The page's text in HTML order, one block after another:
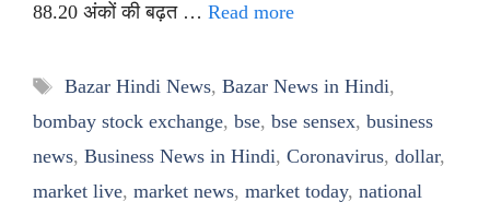
88.20 अंकों की बढ़त … Read more
Tags
Bazar Hindi News, Bazar News in Hindi,
bombay stock exchange, bse, bse sensex, business
news, Business News in Hindi, Coronavirus, dollar,
market live, market news, market today, national